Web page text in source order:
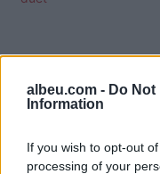
albeu.com - Do Not
Information
If you wish to opt-out
processing of your